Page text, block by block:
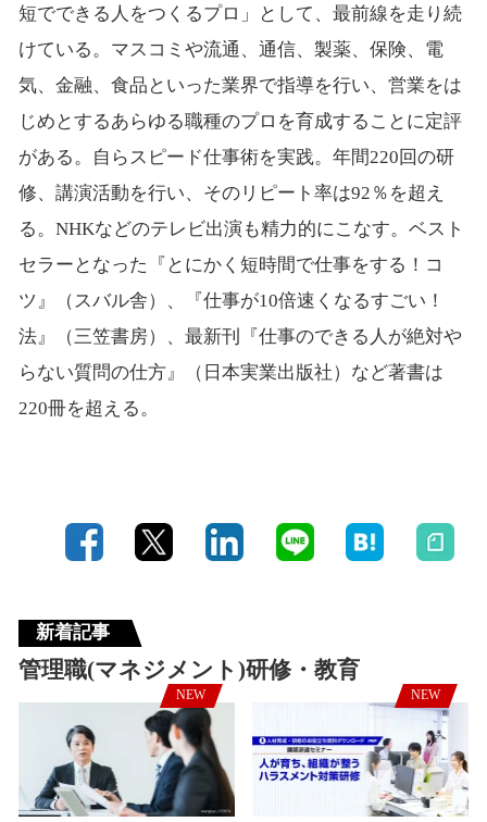
短でできる人をつくるプロ」として、最前線を走り続
けている。マスコミや流通、通信、製薬、保険、電
気、金融、食品といった業界で指導を行い、営業をは
じめとするあらゆる職種のプロを育成することに定評
がある。自らスピード仕事術を実践。年間220回の研
修、講演活動を行い、そのリピート率は92％を超え
る。NHKなどのテレビ出演も精力的にこなす。ベスト
セラーとなった『とにかく短時間で仕事をする！コ
ツ』（スバル舎）、『仕事が10倍速くなるすごい！
法』（三笠書房）、最新刊『仕事のできる人が絶対や
らない質問の仕方』（日本実業出版社）など著書は
220冊を超える。
新着記事
管理職(マネジメント)研修・教育
NEW NEW